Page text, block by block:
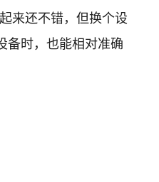
来还不错，但换个设
备时，也能相对准确